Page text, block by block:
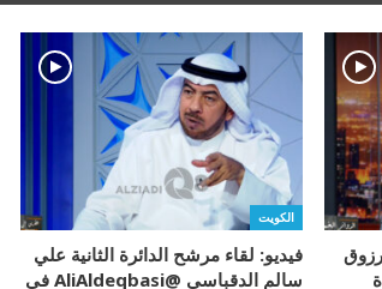
الكويت
فيديو: لقاء مرشح الدائرة الثانية علي
سالم الدقباسي @AliAldeqbasi في